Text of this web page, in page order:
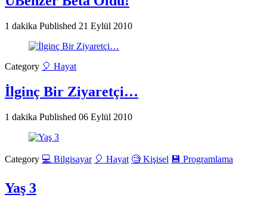
1 dakika Published 21 Eylül 2010
Category 🎈 Hayat
İlginç Bir Ziyaretçi…
1 dakika Published 06 Eylül 2010
Category 💻 Bilgisayar 🎈 Hayat 🧐 Kişisel 💾 Programlama
Yaş 3